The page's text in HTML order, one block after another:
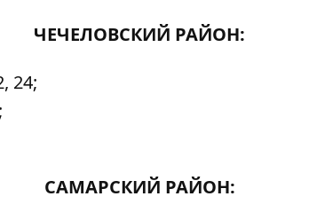
ЧЕЧЕЛОВСКИЙ РАЙОН:
24;
САМАРСКИЙ РАЙОН: